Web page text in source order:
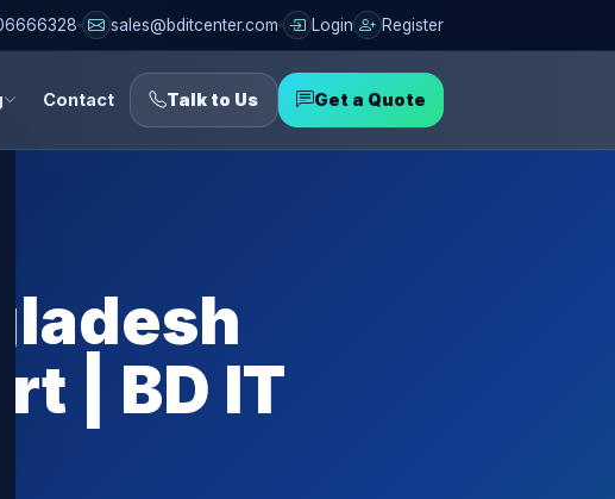
sales@bditcenter.com Login Register
Contact Talk to Us Get a Quote
| BD IT